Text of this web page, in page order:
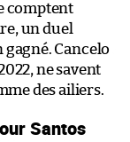
comptent
un duel
Cancelo
ne savent
des ailiers.
Santos